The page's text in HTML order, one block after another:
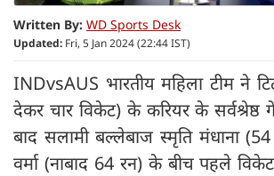
Written By: WD Sports Desk
Updated: Fri, 5 Jan 2024 (22:44 IST)
INDvsAUS भारतीय महिला टीम ने
देकर चार विकेट) के करियर के सर्वश्रेष्ठ
बाद सलामी बल्लेबाज स्मृति मंधाना
वर्मा (नाबाद 64 रन) के बीच पहले